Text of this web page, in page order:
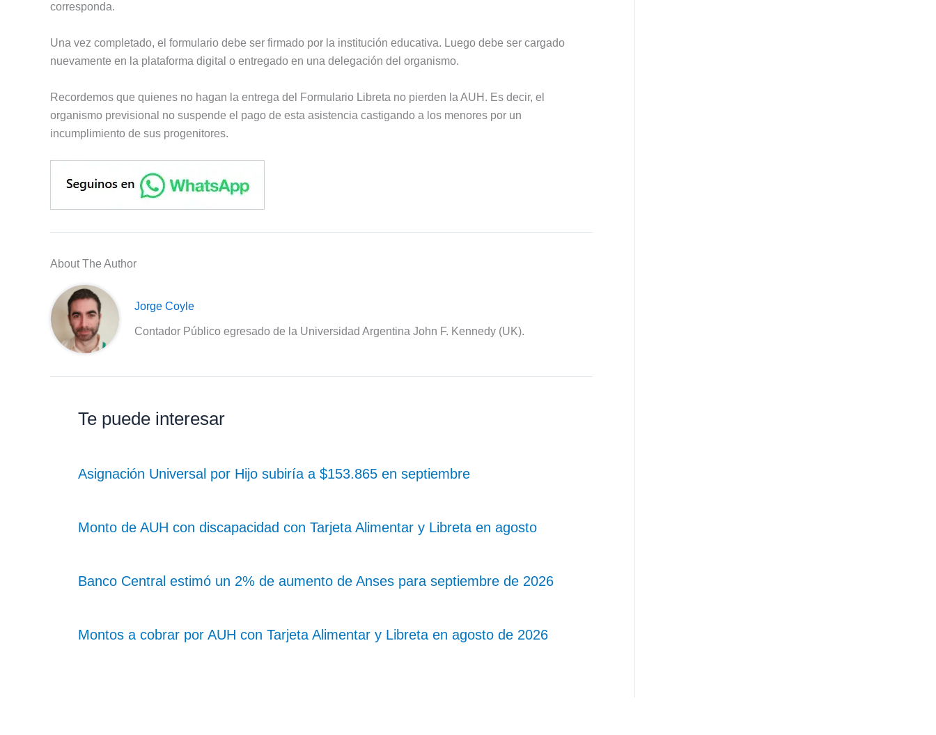
corresponda.
Una vez completado, el formulario debe ser firmado por la institución educativa. Luego debe ser cargado
nuevamente en la plataforma digital o entregado en una delegación del organismo.
Recordemos que quienes no hagan la entrega del Formulario Libreta no pierden la AUH. Es decir, el
organismo previsional no suspende el pago de esta asistencia castigando a los menores por un
incumplimiento de sus progenitores.
About The Author
Jorge Coyle
Contador Público egresado de la Universidad Argentina John F. Kennedy (UK).
Te puede interesar
Asignación Universal por Hijo subiría a $153.865 en septiembre
Monto de AUH con discapacidad con Tarjeta Alimentar y Libreta en agosto
Banco Central estimó un 2% de aumento de Anses para septiembre de 2026
Montos a cobrar por AUH con Tarjeta Alimentar y Libreta en agosto de 2026